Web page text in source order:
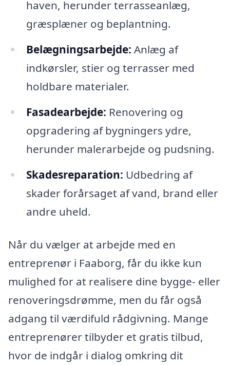
haven, herunder terrasseanlæg,
græsplæner og beplantning.
Belægningsarbejde: Anlæg af
indkørsler, stier og terrasser med
holdbare materialer.
Fasadearbejde: Renovering og
opgradering af bygningers ydre,
herunder malerarbejde og pudsning.
Skadesreparation: Udbedring af
skader forårsaget af vand, brand eller
andre uheld.
Når du vælger at arbejde med en
entreprenør i Faaborg, får du ikke kun
mulighed for at realisere dine bygge- eller
renoveringsdrømme, men du får også
adgang til værdifuld rådgivning. Mange
entreprenører tilbyder et gratis tilbud,
hvor de indgår i dialog omkring dit